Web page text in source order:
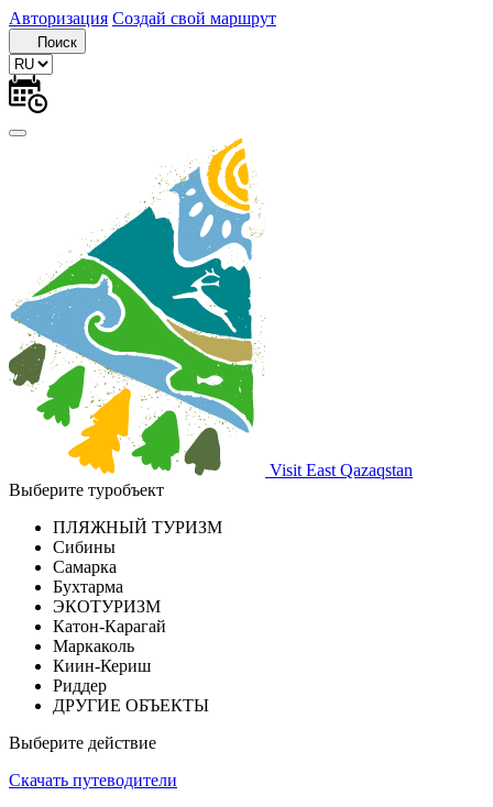
Авторизация Создай свой маршрут
Поиск
Visit East Qazaqstan
Выберите туробъект
ПЛЯЖНЫЙ ТУРИЗМ
Сибины
Самарка
Бухтарма
ЭКОТУРИЗМ
Катон-Карагай
Маркаколь
Киин-Кериш
Риддер
ДРУГИЕ ОБЪЕКТЫ
Выберите действие
Скачать путеводители